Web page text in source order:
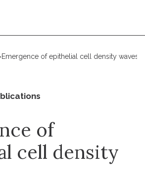
Emergence of epithelial cell density waves
of
cell density